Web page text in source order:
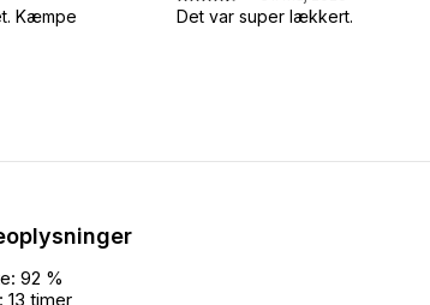
Kæmpe
Det var super lækkert.
92 %
13 timer